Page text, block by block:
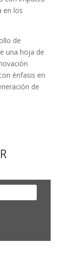
en los
de
una hoja de
énfasis en
de